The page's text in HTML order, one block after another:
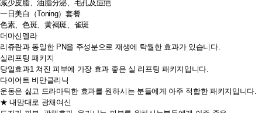
减少皮脂、油脂分泌、毛孔及痘疤
一日美白（Toning）套餐
色素、色斑、黄褐斑、雀斑
더마신델라
리쥬란과 동일한 PN을 주성분으로 재생에 탁월한 효과가 있습니다.
실리프팅 패키지
당일효과1 쳐진 피부에 가장 효과 좋은 실 리프팅 패키지입니다.
다이어트 비만클리닉
운동은 싫고 드라마틱한 효과를 원하시는 분들에게 아주 적합한 패키지입니다.
★ 내맘대로 광채여신